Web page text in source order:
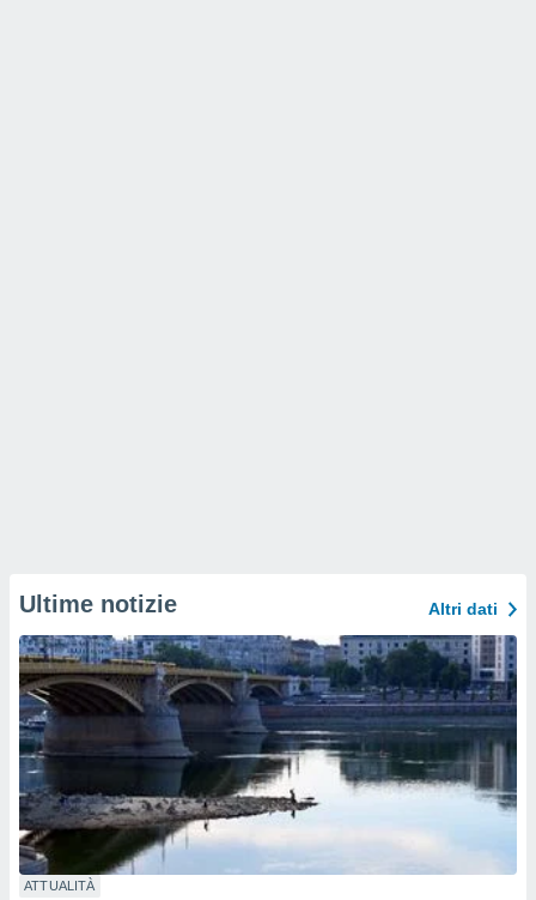
Ultime notizie Altri dati
ATTUALITÀ